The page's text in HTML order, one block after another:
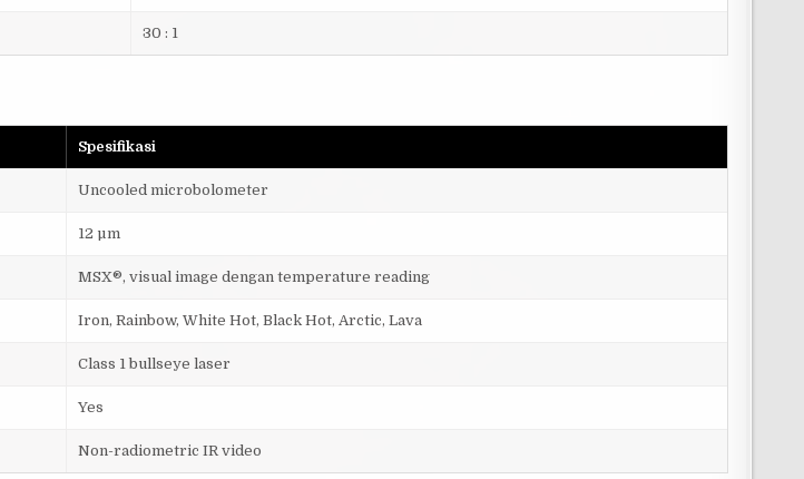
30 : 1
Spesifikasi
Uncooled microbolometer
12 µm
MSX®, visual image dengan temperature reading
Iron, Rainbow, White Hot, Black Hot, Arctic, Lava
Class 1 bullseye laser
Yes
Non-radiometric IR video